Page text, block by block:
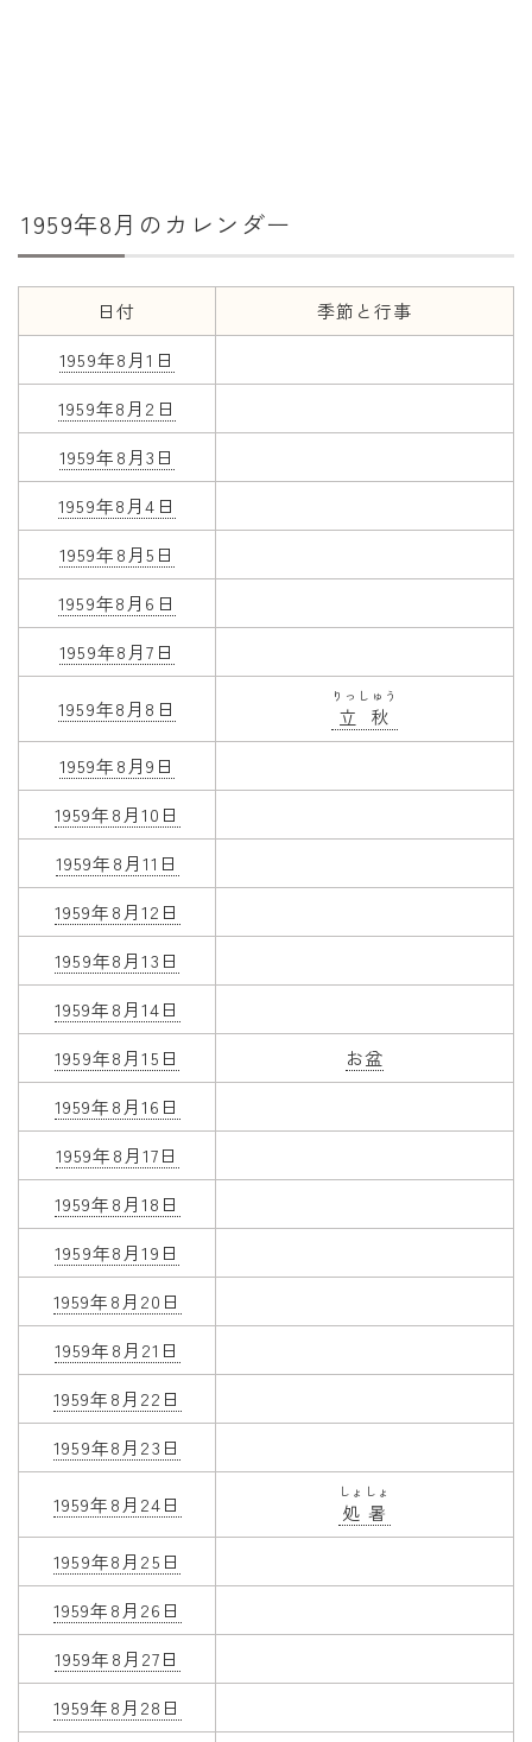
二十七宿
年齢と学年
年齢・干支
学年
子供のお祝い
厄年
長寿のお祝い
季節の工作
紋切り遊び
1959年8月のカレンダー
日付
季節と行事
1959年8月1日
1959年8月2日
1959年8月3日
1959年8月4日
1959年8月5日
1959年8月6日
1959年8月7日
1959年8月8日 立秋
りっしゅう
1959年8月9日
1959年8月10日
1959年8月11日
1959年8月12日
1959年8月13日
1959年8月14日
1959年8月15日
お盆
1959年8月16日
1959年8月17日
1959年8月18日
1959年8月19日
1959年8月20日
1959年8月21日
1959年8月22日
1959年8月23日
1959年8月24日 処暑
しょしょ
1959年8月25日
1959年8月26日
1959年8月27日
1959年8月28日